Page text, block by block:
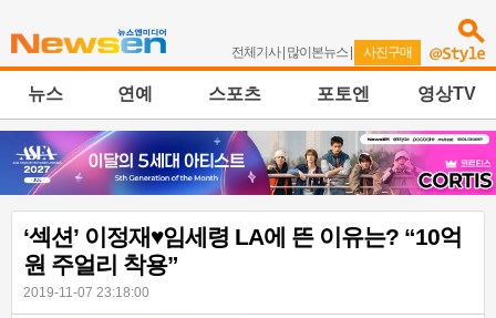
전체기사| 많이본뉴스 | 사진구매
뉴스 연예 스포츠 포토엔 영상TV
‘섹션’ 이정재♥임세령 LA에 뜬 이유는? “10억
원 주얼리 착용”
2019-11-07 23:18:00